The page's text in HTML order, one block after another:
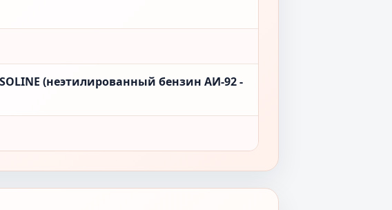
(неэтилированный бензин АИ-92 -